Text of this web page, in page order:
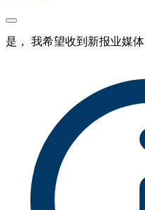
是， 我希望收到新报业媒体